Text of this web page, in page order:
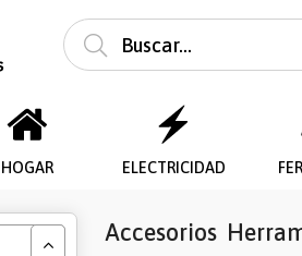
HOGAR ELECTRICIDAD
Accesorios